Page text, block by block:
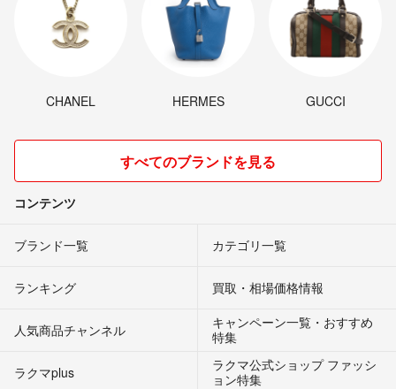
CHANEL HERMES GUCCI
すべてのブランドを見る
コンテンツ
ブランド一覧 カテゴリ一覧
ランキング 買取・相場価格情報
人気商品チャンネル
キャンペーン一覧・おすすめ
特集
ラクマplus
ラクマ公式ショップ ファッシ
ョン特集